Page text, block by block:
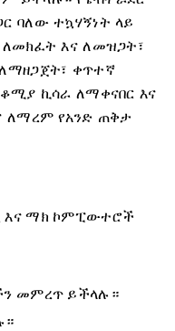
ባለው ተኳሃኝነት ላይ
እና ለመዝጋት፣
ቀጥተኛ
ኪሳራ ለማቀናበር እና
ለማረም የአንድ ጠቅታ
እና ማክ ኮምፒውተሮች
መምረጥ ይችላሉ።